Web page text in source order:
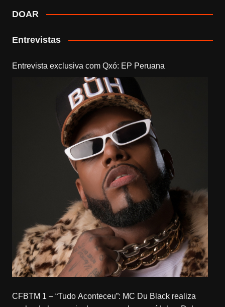
DOAR
Entrevistas
Entrevista exclusiva com Qxó: EP Peruana
CFBTM 1 – “Tudo Aconteceu”: MC Du Black realiza